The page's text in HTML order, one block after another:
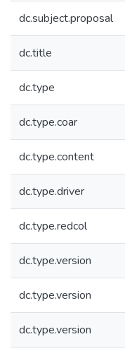
dc.subject.proposal
dc.title
dc.type
dc.type.coar
dc.type.content
dc.type.driver
dc.type.redcol
dc.type.version
dc.type.version
dc.type.version